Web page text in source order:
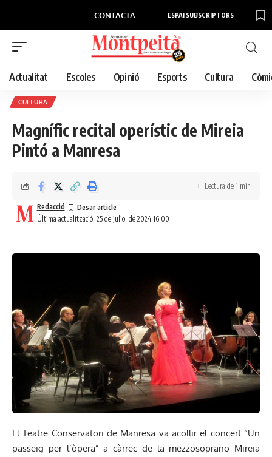
CONTACTA ESPAI SUBSCRIPTORS
Actualitat Escoles Opinió Esports Cultura
CULTURA
Magnífic recital operístic de Mireia
Pintó a Manresa
Última actualització: 25 de juliol de 2024 16:00
Redacció
Lectura de 1 min
El Teatre Conservatori de Manresa va acollir el concert “Un
passeig per l’òpera” a càrrec de la mezzosoprano Mireia